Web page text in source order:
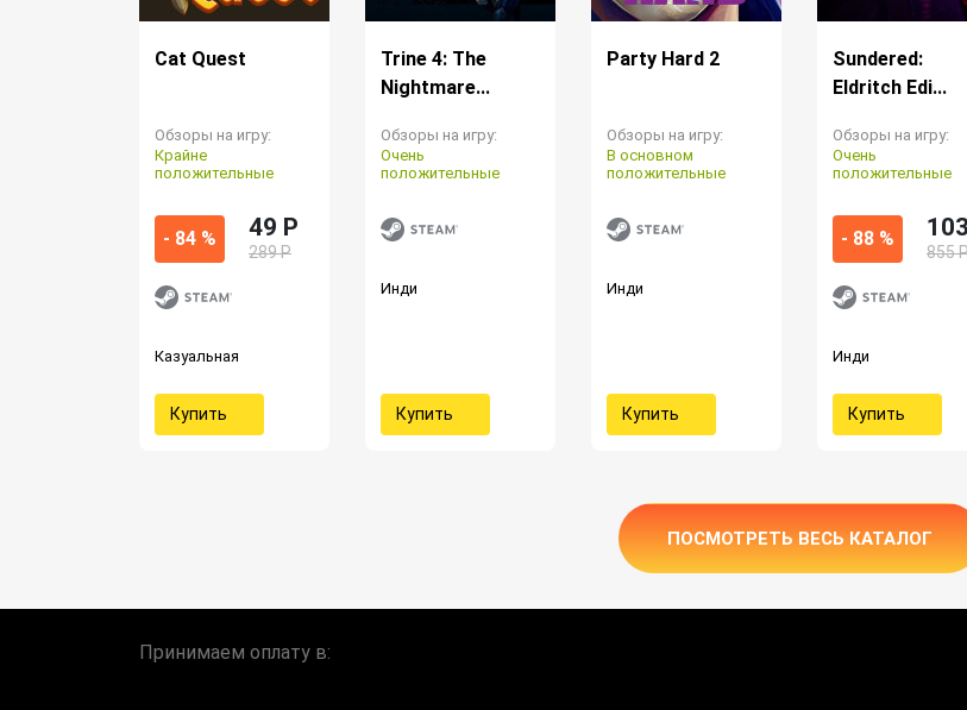
Cat Quest
Обзоры на игру:
Крайне
положительные
- 84 % 49 P
289 Р
Казуальная
Купить
Trine 4: The
Nightmare...
Обзоры на игру:
Очень
положительные
Инди
Купить
Party Hard 2
Обзоры на игру:
В основном
положительные
Инди
Купить
Sundered:
Eldritch Edi...
Обзоры на игру:
Очень
положительные
- 88 %
855
Инди
Купить
ПОСМОТРЕТЬ ВЕСЬ КАТАЛОГ
Принимаем оплату в: